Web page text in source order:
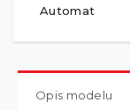
Automat
Opis modelu